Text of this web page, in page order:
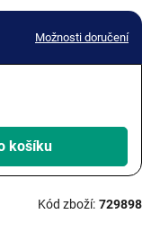
Možnosti doručení
729898
košíku